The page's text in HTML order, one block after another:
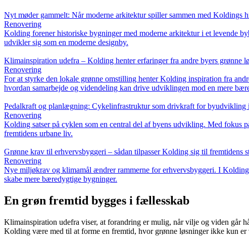
Nyt møder gammelt: Når moderne arkitektur spiller sammen med Koldings
Renovering
Kolding forener historiske bygninger med moderne arkitektur i et levende
udvikler sig som en moderne designby.
Klimainspiration udefra – Kolding henter erfaringer fra andre byers grønne
Renovering
For at styrke den lokale grønne omstilling henter Kolding inspiration fra
hvordan samarbejde og videndeling kan drive udviklingen mod en mere
Pedalkraft og planlægning: Cykelinfrastruktur som drivkraft for
Renovering
Kolding satser på cyklen som en central del af byens udvikling. Med
fremtidens urbane liv.
Grønne krav til erhvervsbyggeri – sådan tilpasser Kolding sig til fremtidens
Renovering
Nye miljøkrav og klimamål ændrer rammerne for erhvervsbyggeri. I
skabe mere bæredygtige bygninger.
En grøn fremtid bygges i fællesskab
Klimainspiration udefra viser, at forandring er mulig, når vilje og viden går
Kolding være med til at forme en fremtid, hvor grønne løsninger ikke kun er